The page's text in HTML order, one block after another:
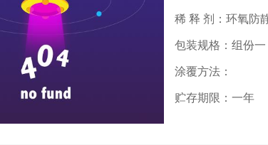
稀 释 剂：环氧防
包装规格：组份
涂覆方法：
贮存期限：一年